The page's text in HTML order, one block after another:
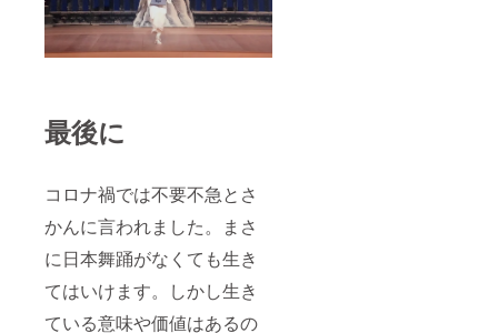
最後に
コロナ禍では不要不急とさ
かんに言われました。まさ
に日本舞踊がなくても生き
てはいけます。しかし生き
ている意味や価値はあるの